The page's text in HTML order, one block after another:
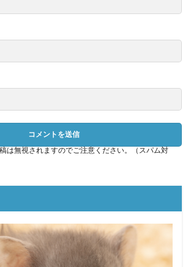
は無視されますのでご注意ください。（スパム対